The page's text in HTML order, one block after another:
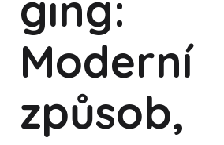
Moderní
způsob,